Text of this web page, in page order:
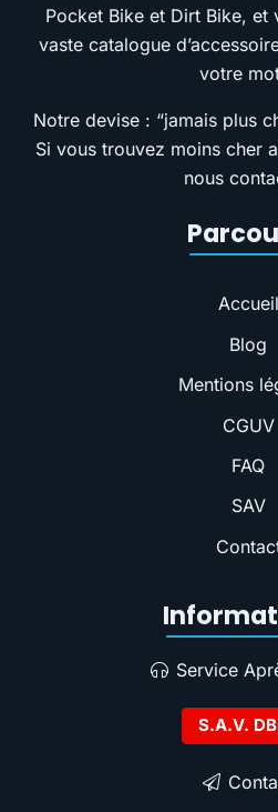
Pocket Bike et Dirt Bike, et
vaste catalogue
votre
Notre devise : “jamais plus
Si vous trouvez moins cher
nous
Accueil
Blog
Mentions
CGUV
FAQ
SAV
Service
S.A.V.